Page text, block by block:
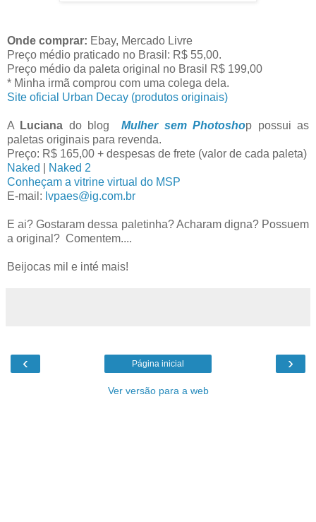
Onde comprar: Ebay, Mercado Livre
Preço médio praticado no Brasil: R$ 55,00.
Preço médio da paleta original no Brasil R$ 199,00
* Minha irmã comprou com uma colega dela.
Site oficial Urban Decay (produtos originais)
A Luciana do blog Mulher sem Photoshop possui as
paletas originais para revenda.
Preço: R$ 165,00 + despesas de frete (valor de cada paleta)
Naked
Naked 2
Conheçam a vitrine virtual do MSP
E-mail: lvpaes@ig.com.br
E ai? Gostaram dessa paletinha? Acharam digna? Possuem
a original? Comentem....
Beijocas mil e inté mais!
‹ ›
Página inicial
Ver versão para a web